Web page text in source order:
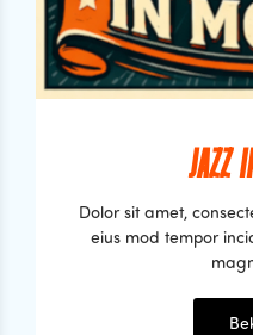
JAZZ
Dolor sit amet,
eius mod tempor